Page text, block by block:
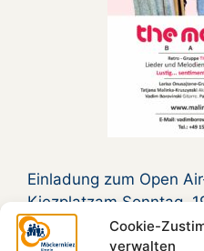
Cookie-
verwalten
Einladung zum Open
Kiezplatzam Sonntag,
Uhrmit der Malinka-
Malinka Band spielt